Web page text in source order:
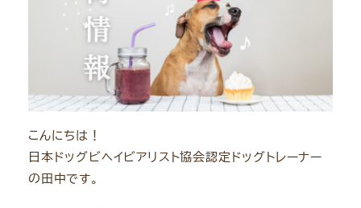
こんにちは！
日本ドッグビヘイビアリスト協会認定ドッグトレーナー
の田中です。